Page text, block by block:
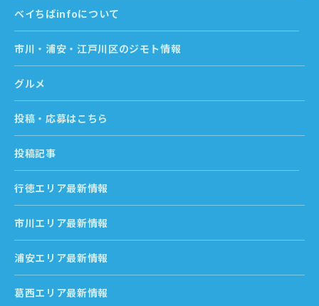
ベイちばinfoについて
市川・浦安・江戸川区のジモト情報
グルメ
投稿・応募はこちら
投稿記事
行徳エリア最新情報
市川エリア最新情報
浦安エリア最新情報
葛西エリア最新情報